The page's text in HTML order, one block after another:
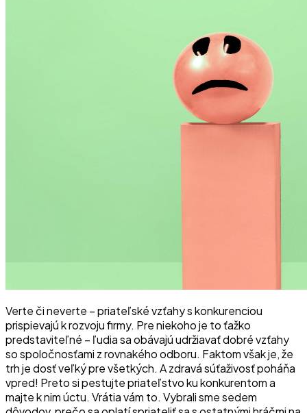
Verte či neverte – priateľské vzťahy s konkurenciou
prispievajú k rozvoju firmy. Pre niekoho je to ťažko
predstaviteľné – ľudia sa obávajú udržiavať dobré vzťahy
so spoločnosťami z rovnakého odboru. Faktom však je, že
trh je dosť veľký pre všetkých. A zdravá súťaživosť poháňa
vpred! Preto si pestujte priateľstvo ku konkurentom a
majte k nim úctu. Vrátia vám to. Vybrali sme sedem